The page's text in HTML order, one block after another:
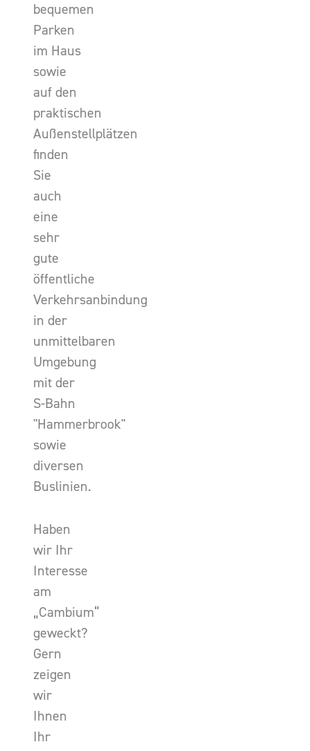
bequemen
Parken
im Haus
sowie
auf den
praktischen
Außenstellplätzen
finden
Sie
auch
eine
sehr
gute
öffentliche
Verkehrsanbindung
in der
unmittelbaren
Umgebung
mit der
S-Bahn
"Hammerbrook"
sowie
diversen
Buslinien.
Haben
wir Ihr
Interesse
am
„Cambium“
geweckt?
Gern
zeigen
wir
Ihnen
Ihr